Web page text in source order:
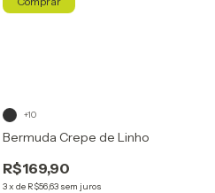
Bermuda Crepe de Linho
R$169,90
3x de R$56,63 sem juros
+10